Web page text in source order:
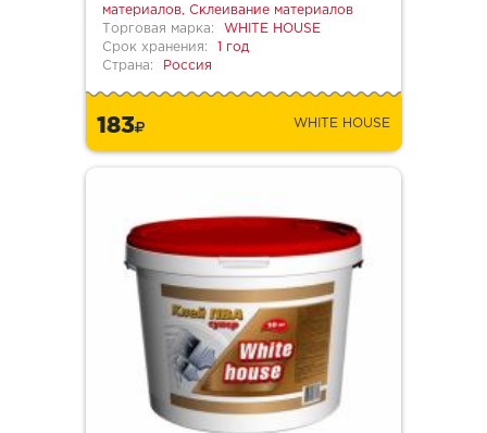
материалов, Склеивание материалов
Торговая марка:
WHITE HOUSE
Срок хранения:
1 год
Страна:
Россия
183 WHITE HOUSE